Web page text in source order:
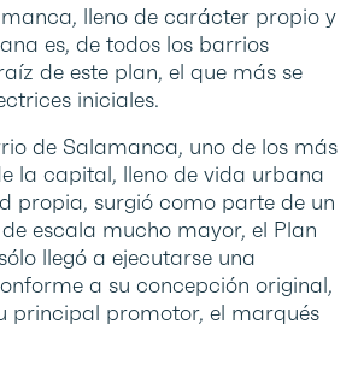
lleno de carácter propio y
es, de todos los barrios
de este plan, el que más se
iniciales.
de Salamanca, uno de los más
la capital, lleno de vida urbana
propia, surgió como parte de un
escala mucho mayor, el Plan
llegó a ejecutarse una
a su concepción original,
principal promotor, el marqués